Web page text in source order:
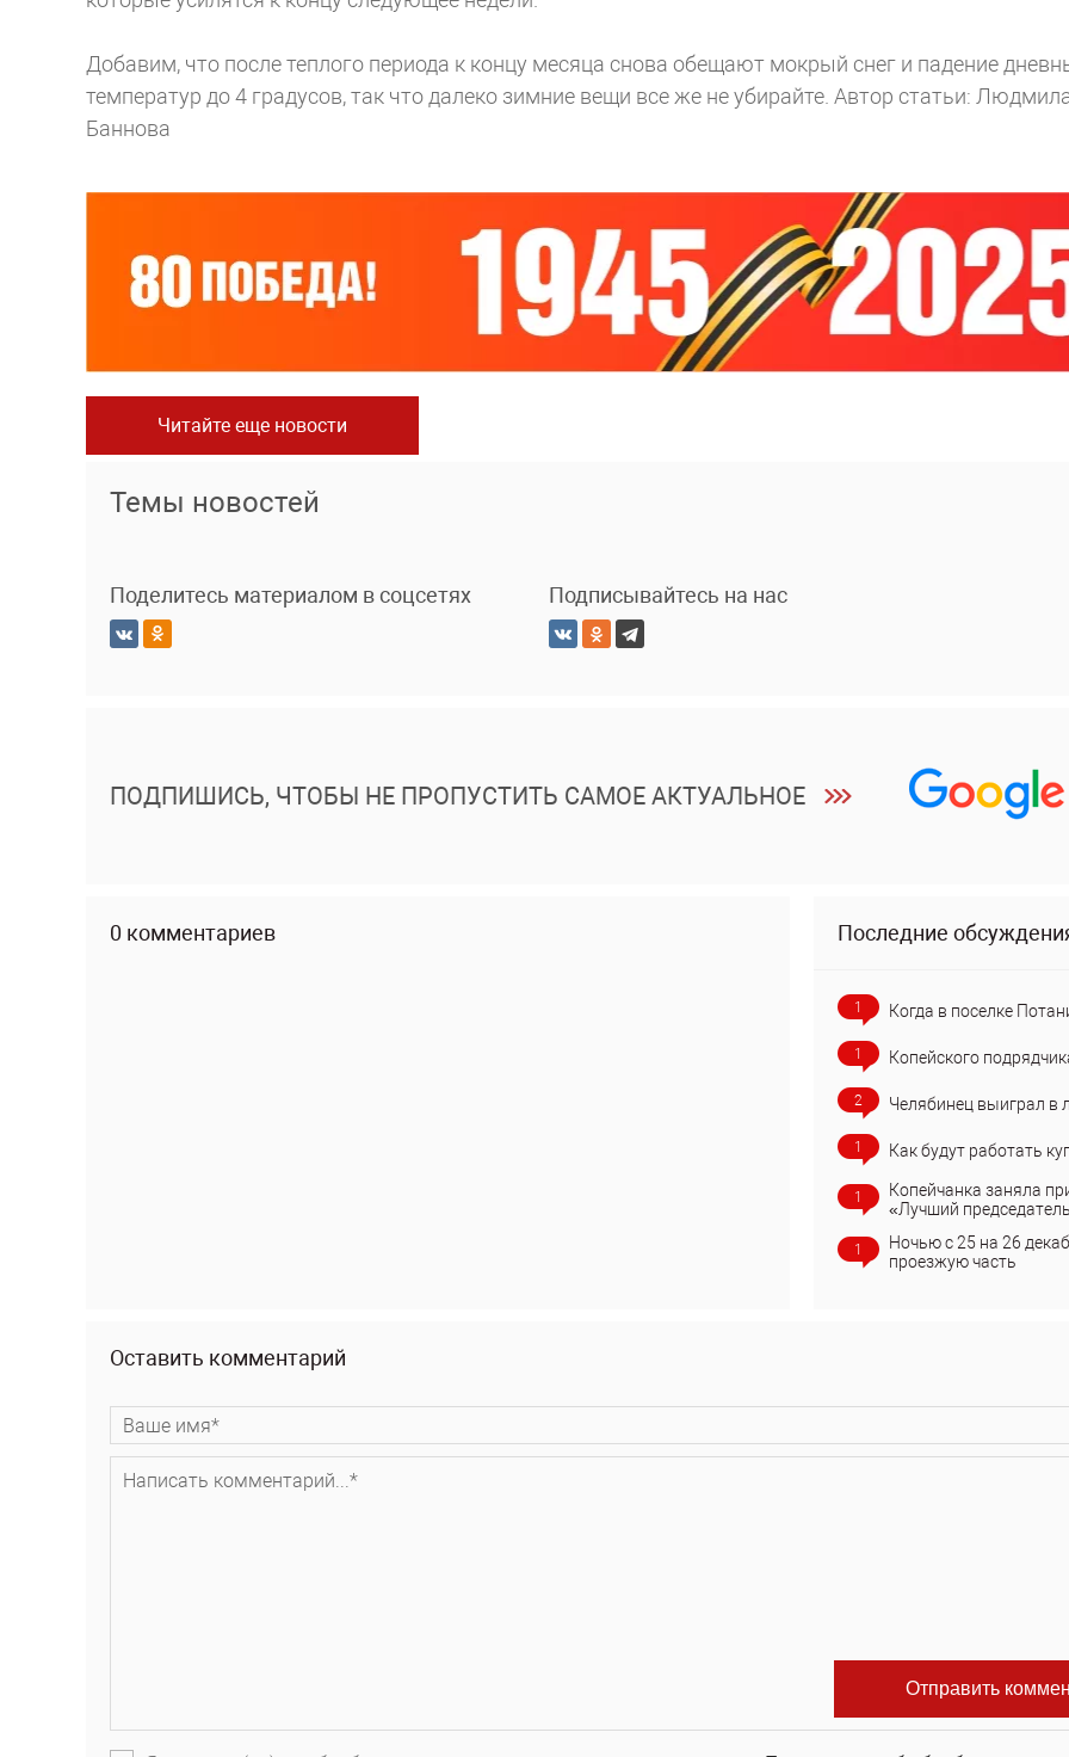
Добавим, что после теплого периода к концу месяца снова обещают мокрый снег и падение
температур до 4 градусов, так что далеко зимние вещи все же не убирайте. Автор статьи:
Баннова
Читайте еще новости
Темы новостей
Поделитесь материалом в соцсетях Подписывайтесь на нас
ПОДПИШИСЬ, ЧТОБЫ НЕ ПРОПУСТИТЬ САМОЕ АКТУАЛЬНОЕ
0 комментариев Последние
1 Когда в поселке
1 Копейского
2 Челябинец выиграл в
1 Как будут работать
1
Копейчанка заняла
«Лучший
1
Ночью с 25 на 26
проезжую часть
Оставить комментарий